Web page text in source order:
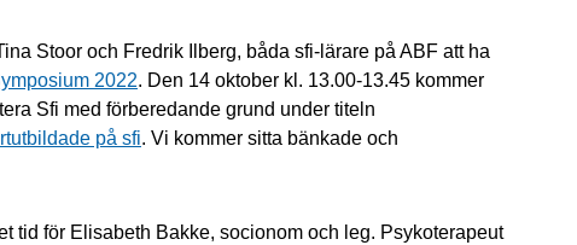
Stoor och Fredrik Ilberg, båda sfi-lärare på ABF att ha
2022. Den 14 oktober kl. 13.00-13.45 kommer
Sfi med förberedande grund under titeln
på sfi. Vi kommer sitta bänkade och
tid för Elisabeth Bakke, socionom och leg. Psykoterapeut